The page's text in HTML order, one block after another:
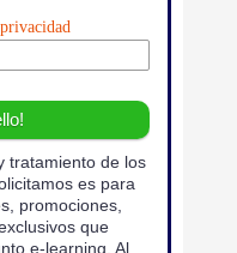
tratamiento de los
es para
promociones,
que
e-learning. Al